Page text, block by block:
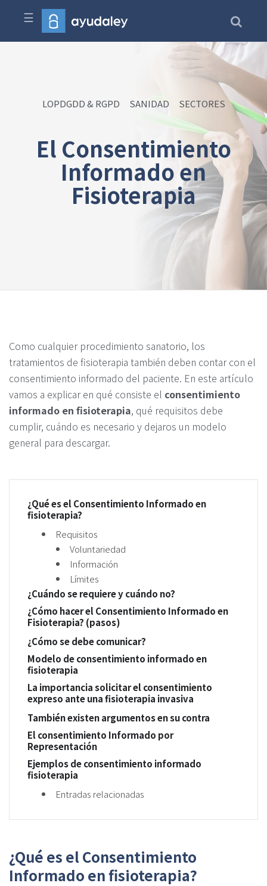
☰
LOPDGDD & RGPD SANIDAD SECTORES
El Consentimiento
Informado en
Fisioterapia
Como cualquier procedimiento sanatorio, los
tratamientos de fisioterapia también deben contar con el
consentimiento informado del paciente. En este artículo
vamos a explicar en qué consiste el consentimiento
informado en fisioterapia, qué requisitos debe
cumplir, cuándo es necesario y dejaros un modelo
general para descargar.
¿Qué es el Consentimiento Informado en
fisioterapia?
Requisitos
Voluntariedad
Información
Límites
¿Cuándo se requiere y cuándo no?
¿Cómo hacer el Consentimiento Informado en
Fisioterapia? (pasos)
¿Cómo se debe comunicar?
Modelo de consentimiento informado en
fisioterapia
La importancia solicitar el consentimiento
expreso ante una fisioterapia invasiva
También existen argumentos en su contra
El consentimiento Informado por
Representación
Ejemplos de consentimiento informado
fisioterapia
Entradas relacionadas
¿Qué es el Consentimiento
Informado en fisioterapia?